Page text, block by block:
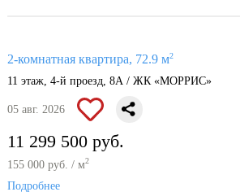
2-комнатная квартира, 72.9 м2
11 этаж, 4-й проезд, 8А / ЖК «МОРРИС»
05 авг. 2026
11 299 500 руб.
155 000 руб. / м2
Подробнее